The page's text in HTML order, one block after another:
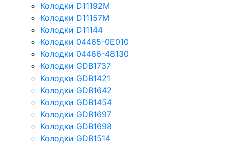
Колодки D11192M
Колодки D11157M
Колодки D11144
Колодки 04465-0E010
Колодки 04466-48130
Колодки GDB1737
Колодки GDB1421
Колодки GDB1642
Колодки GDB1454
Колодки GDB1697
Колодки GDB1698
Колодки GDB1514